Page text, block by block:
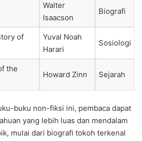
Walter
Isaacson
Biografi
of
Yuval Noah
Harari
Sosiologi
the
Howard Zinn Sejarah
buku non-fiksi ini, pembaca dapat
yang lebih luas dan mendalam
mulai dari biografi tokoh terkenal